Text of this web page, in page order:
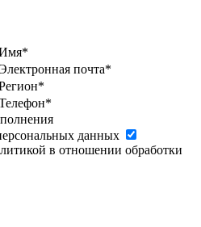
почта*
данных
в отношении обработки